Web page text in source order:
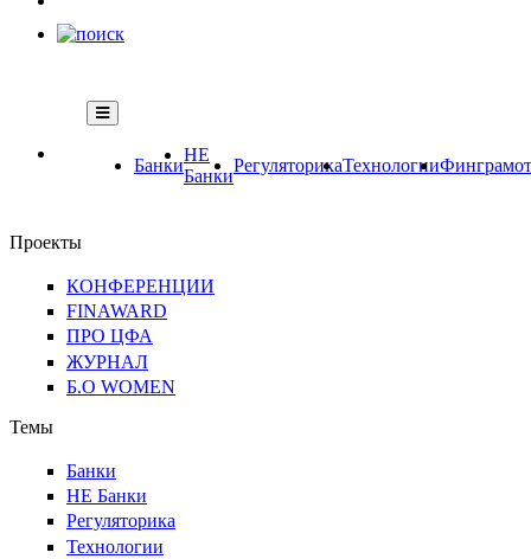
Банки
НЕ
Банки
РегуляторикаТехнологии
Проекты
КОНФЕРЕНЦИИ
FINAWARD
ПРО ЦФА
ЖУРНАЛ
Б.О WOMEN
Темы
Банки
НЕ Банки
Регуляторика
Технологии